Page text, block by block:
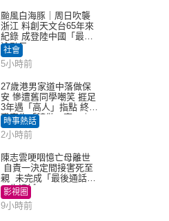
颱風白海豚｜周日吹襲
浙江 料創天文台65年來
紀錄 成登陸中國「最長
途颱風」
社會
5小時前
27歲港男家道中落做保
安 慘遭舊同學嘲笑 捱足
3年遇「高人」指點 終辭
職宣告「轉做一事」｜
Juicy叮
時事熱話
2小時前
陳志雲哽咽憶亡母離世
自責一決定間接害死至
親 未完成「最後通話」
一生遺憾
影視圈
9小時前